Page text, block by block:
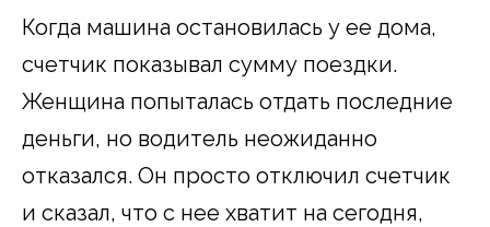
Когда машина остановилась у ее дома,
счетчик показывал сумму поездки.
Женщина попыталась отдать последние
деньги, но водитель неожиданно
отказался. Он просто отключил счетчик
и сказал, что с нее хватит на сегодня,